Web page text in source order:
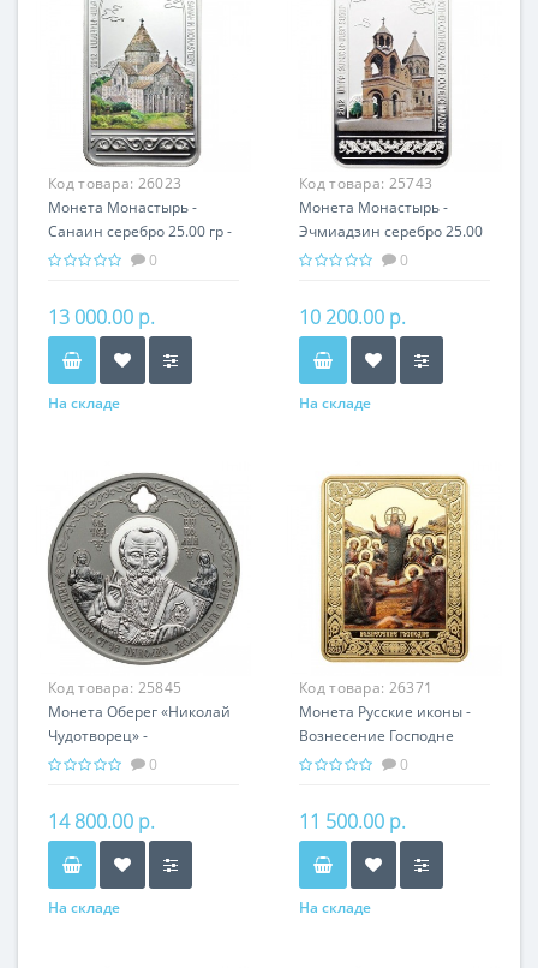
Код товара: 26023
Монета Монастырь -
Санаин серебро 25.00 гр -
православный подарок
0
13 000.00 р.
На складе
Код товара: 25743
Монета Монастырь -
Эчмиадзин серебро 25.00
гр - православный
0
10 200.00 р.
На складе
Код товара: 25845
Монета Оберег «Николай
Чудотворец» -
православная святыня
0
14 800.00 р.
На складе
Код товара: 26371
Монета Русские иконы -
Вознесение Господне
серебро 25.00 гр -
0
11 500.00 р.
На складе